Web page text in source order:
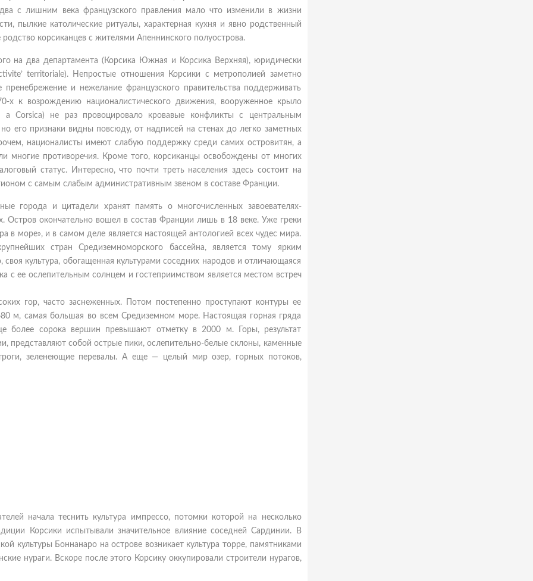
с лишним века французского правления мало что изменили в жизни
пылкие католические ритуалы, характерная кухня и явно родственный
корсиканцев с жителями Апеннинского полуострова.
на два департамента (Корсика Южная и Корсика Верхняя), юридически
territoriale). Непростые отношения Корсики с метрополией заметно
и нежелание французского правительства поддерживать
х к возрождению националистического движения, вооруженное крыло
Corsica) не раз провоцировало кровавые конфликты с центральным
его признаки видны повсюду, от надписей на стенах до легко заметных
националисты имеют слабую поддержку среди самих островитян, а
многие противоречия. Кроме того, корсиканцы освобождены от многих
статус. Интересно, что почти треть населения здесь состоит на
с самым слабым административным звеном в составе Франции.
города и цитадели хранят память о многочисленных завоевателях-
Остров окончательно вошел в состав Франции лишь в 18 веке. Уже греки
в море», и в самом деле является настоящей антологией всех чудес мира.
стран Средиземноморского бассейна, является тому ярким
культура, обогащенная культурами соседних народов и отличающаяся
с ее ослепительным солнцем и гостеприимством является местом встреч
гор, часто заснеженных. Потом постепенно проступают контуры ее
м, самая большая во всем Средиземном море. Настоящая горная гряда
более сорока вершин превышают отметку в 2000 м. Горы, результат
представляют собой острые пики, ослепительно-белые склоны, каменные
зеленеющие перевалы. А еще — целый мир озер, горных потоков,
начала теснить культура импрессо, потомки которой на несколько
Корсики испытывали значительное влияние соседней Сардинии. В
культуры Боннанаро на острове возникает культура торре, памятниками
нураги. Вскоре после этого Корсику оккупировали строители нурагов,